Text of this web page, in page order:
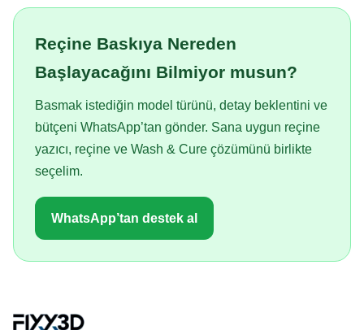
Reçine Baskıya Nereden
Başlayacağını Bilmiyor musun?
Basmak istediğin model türünü, detay beklentini ve
bütçeni WhatsApp’tan gönder. Sana uygun reçine
yazıcı, reçine ve Wash & Cure çözümünü birlikte
seçelim.
WhatsApp’tan destek al